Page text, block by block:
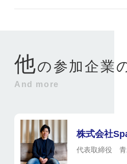
他の参加企業
And more
株式会社
代表取締役 青